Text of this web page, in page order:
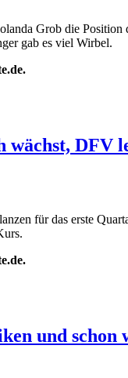
Grob die
gab es viel Wirbel.
DFV
für das erste
und